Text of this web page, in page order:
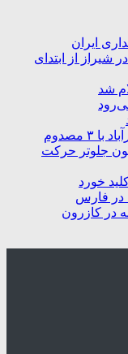
ایران
در شیراز از ابتدای
شد
جلوتر حرکت
خورد
در فارس